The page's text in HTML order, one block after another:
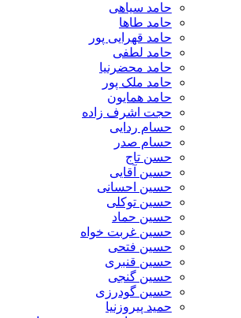
حامد سیاهی
حامد طاها
حامد قهرایی پور
حامد لطفی
حامد محضرنیا
حامد ملک پور
حامد همایون
حجت اشرف زاده
حسام ردایی
حسام صدر
حسن تاج
حسین آقایی
حسین احسانی
حسین توکلی
حسین حماد
حسین غربت خواه
حسین فتحی
حسین قنبری
حسین گنجی
حسین گودرزی
حمید پیروزنیا